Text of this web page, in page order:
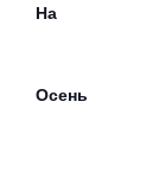
На
Осень